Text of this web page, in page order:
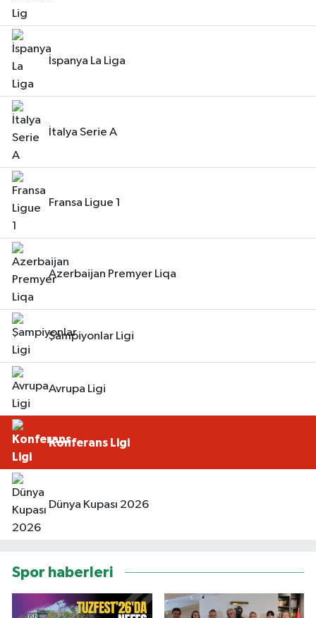
İspanya La Liga
İtalya Serie A
Fransa Ligue 1
Azerbaijan Premyer Liqa
Şampiyonlar Ligi
Avrupa Ligi
Konferans Ligi
Dünya Kupası 2026
Spor haberleri